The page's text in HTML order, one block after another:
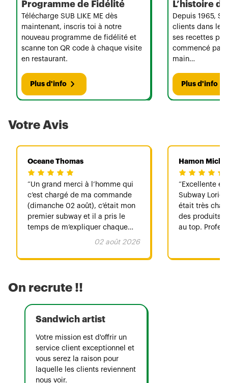
Programme de Fidélité
Télécharge SUB LIKE ME dès
maintenant, inscris toi à notre
nouveau programme de fidélité et
scanne ton QR code à chaque visite
en restaurant.
Plus d'info
L’histoire
Depuis 1965,
clients dans le
ses recettes
commencé par
main…
Plus d'info
Votre Avis
Oceane Thomas
02 août 2026
Un grand merci à l’homme qui
c’est chargé de ma commande
(dimanche 02 août), c’était mon
premier subway et il a pris le
temps de m’expliquer chaque
étape avec calme, bienveillance
de cela très bon !
Hamon
Excellente
Subway Lorient ! Le
était très
des produits
au top.
On recrute !!
Sandwich artist
Votre mission est d'offrir un
service client exceptionnel et
vous serez la raison pour
laquelle les clients reviennent
nous voir.